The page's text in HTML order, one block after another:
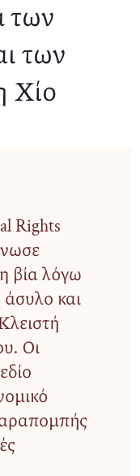
των
των
Χίο
Rights
βία λόγω
και
Οι